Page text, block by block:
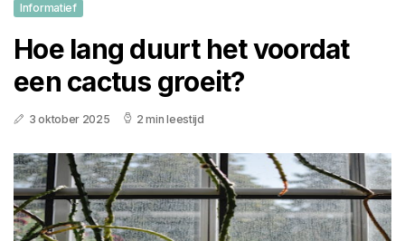
Informatief
Hoe lang duurt het voordat
een cactus groeit?
3 oktober 2025 2 min leestijd